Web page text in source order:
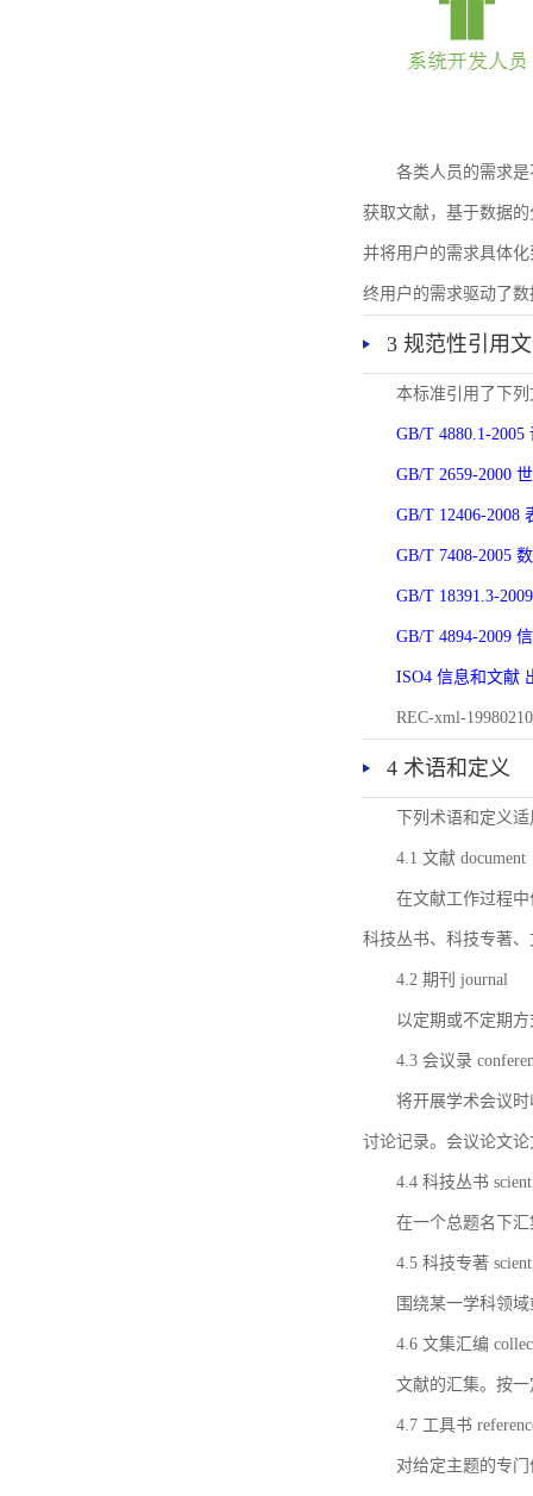
各类人员的需求
获取文献，基于数据
并将用户的需求具体
终用户的需求驱动了
3 规范性引用
本标准引用了下
GB/T 4880.1-
GB/T 2659-2000
GB/T 12406-2008
GB/T 7408-2005
GB/T 18391.3-
GB/T 4894-2009
ISO4 信息和文献
REC-xml-
4 术语和定义
下列术语和定义
4.1 文献 document
在文献工作过程
科技丛书、科技专著
4.2 期刊 journal
以定期或不定期
4.3 会议录
将开展学术会议
讨论记录。会议论文
4.4 科技丛书
在一个总题名下
4.5 科技专著
围绕某一学科领
4.6 文集汇编
文献的汇集。按
4.7 工具书
对给定主题的专